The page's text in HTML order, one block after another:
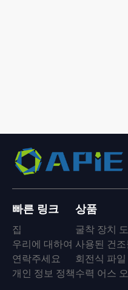
빠른 링크
집
우리에 대하여
연락주세요
개인 정보 정책
상품
굴착 장치
사용된 건조
회전식 파일
수력 어스